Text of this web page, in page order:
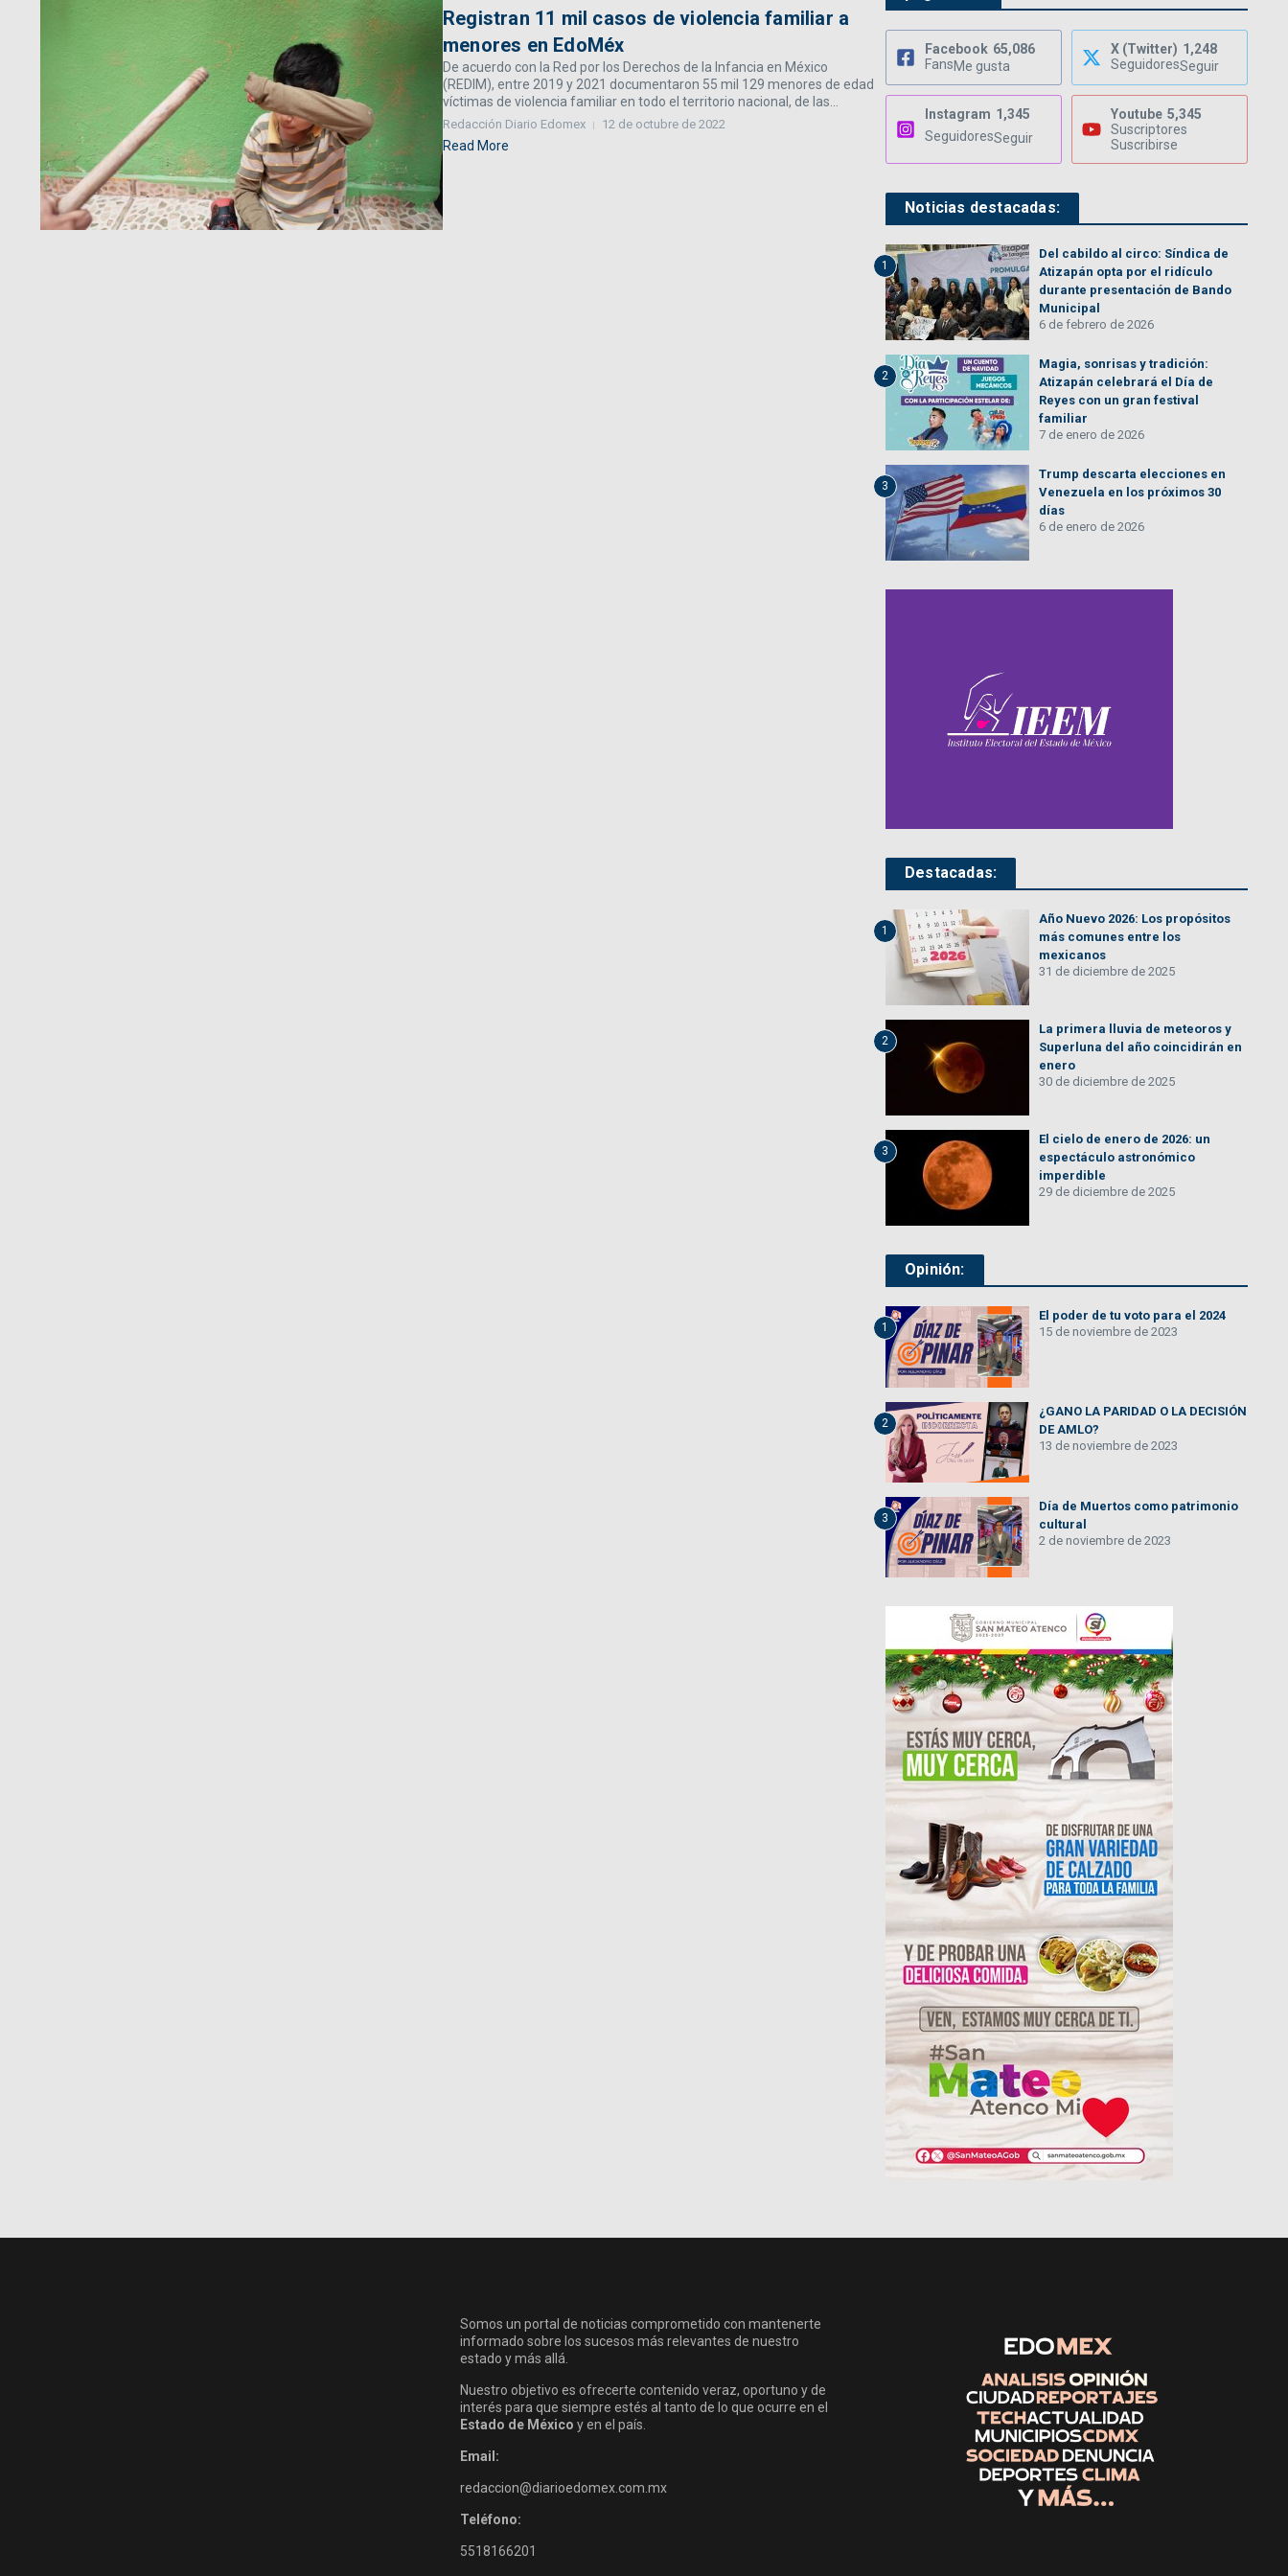
Registran 11 mil casos de violencia familiar a
menores en EdoMéx
De acuerdo con la Red por los Derechos de la Infancia en México
(REDIM), entre 2019 y 2021 documentaron 55 mil 129 menores de edad
víctimas de violencia familiar en todo el territorio nacional, de las...
Redacción Diario Edomex 12 de octubre de 2022
Read More
Facebook 65,086
FansMe gusta
X (Twitter) 1,248
SeguidoresSeguir
Instagram 1,345
SeguidoresSeguir
Youtube 5,345
Suscriptores
Suscribirse
Noticias destacadas:
1
Del cabildo al circo: Síndica de
Atizapán opta por el ridículo
durante presentación de Bando
Municipal
6 de febrero de 2026
2
Magia, sonrisas y tradición:
Atizapán celebrará el Día de
Reyes con un gran festival
familiar
7 de enero de 2026
3
Trump descarta elecciones en
Venezuela en los próximos 30
días
6 de enero de 2026
Destacadas:
1
Año Nuevo 2026: Los propósitos
más comunes entre los
mexicanos
31 de diciembre de 2025
2
La primera lluvia de meteoros y
Superluna del año coincidirán en
enero
30 de diciembre de 2025
3
El cielo de enero de 2026: un
espectáculo astronómico
imperdible
29 de diciembre de 2025
Opinión:
1
El poder de tu voto para el 2024
15 de noviembre de 2023
2
¿GANO LA PARIDAD O LA DECISIÓN
DE AMLO?
13 de noviembre de 2023
3
Día de Muertos como patrimonio
cultural
2 de noviembre de 2023
Somos un portal de noticias comprometido con mantenerte
informado sobre los sucesos más relevantes de nuestro
estado y más allá.
Nuestro objetivo es ofrecerte contenido veraz, oportuno y de
interés para que siempre estés al tanto de lo que ocurre en el
Estado de México y en el país.
Email:
redaccion@diarioedomex.com.mx
Teléfono:
5518166201